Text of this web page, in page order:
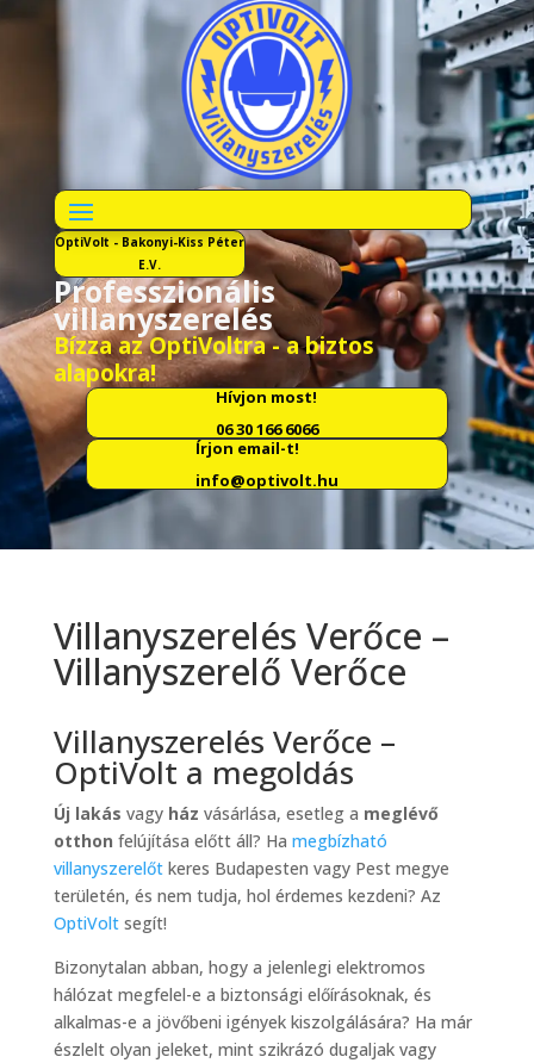
OptiVolt - Bakonyi-Kiss Péter
E.V.
Professzionális
villanyszerelés
Bízza az OptiVoltra - a biztos
alapokra!
Hívjon most!
06 30 166 6066
Írjon email-t!
info@optivolt.hu
Villanyszerelés Verőce –
Villanyszerelő Verőce
Villanyszerelés Verőce –
OptiVolt a megoldás
Új lakás vagy ház vásárlása, esetleg a meglévő
otthon felújítása előtt áll? Ha megbízható
villanyszerelőtkeres Budapesten vagy Pest megye
területén, és nem tudja, hol érdemes kezdeni? Az
OptiVoltsegít!
Bizonytalan abban, hogy a jelenlegi elektromos
hálózat megfelel-e a biztonsági előírásoknak, és
alkalmas-e a jövőbeni igények kiszolgálására? Ha már
észlelt olyan jeleket, mint szikrázó dugaljak vagy